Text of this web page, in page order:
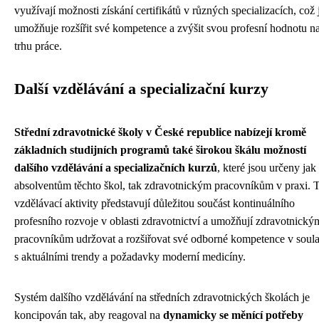
využívají možnosti získání certifikátů v různých specializacích, což
umožňuje rozšířit své kompetence a zvýšit svou profesní hodnotu
trhu práce.
Další vzdělávání a specializační kurzy
Střední zdravotnické školy v České republice nabízejí kromě
základních studijních programů také širokou škálu možností
dalšího vzdělávání a specializačních kurzů, které jsou určeny jak
absolventům těchto škol, tak zdravotnickým pracovníkům v praxi.
vzdělávací aktivity představují důležitou součást kontinuálního
profesního rozvoje v oblasti zdravotnictví a umožňují
pracovníkům udržovat a rozšiřovat své odborné kompetence v
s aktuálními trendy a požadavky moderní medicíny.
Systém dalšího vzdělávání na středních zdravotnických školách je
koncipován tak, aby reagoval na dynamicky se měnící potřeby